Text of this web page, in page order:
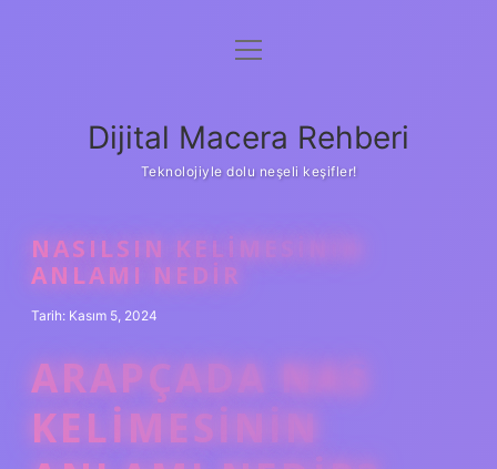
Anasayfa
Yasal Uyarı
menüyü
Dijital Macera Rehberi
Teknolojiyle dolu neşeli keşifler!
NASILSIN KELIMESININ
ANLAMI NEDIR
Tarih: Kasım 5, 2024
ARAPÇADA NAS
KELIMESININ